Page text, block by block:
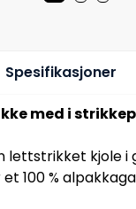
Spesifikasjoner
med i
lettstrikket kjole i
100 %